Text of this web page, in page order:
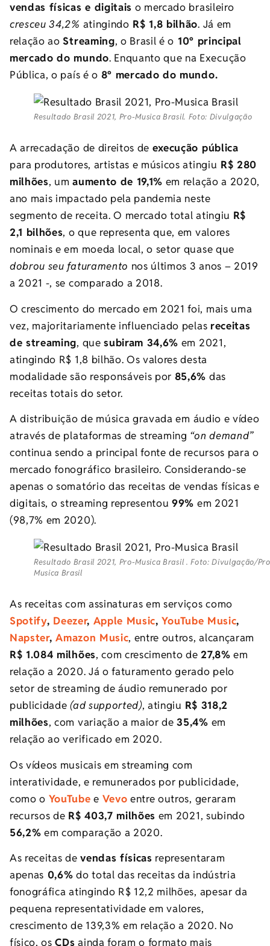
vendas físicas e digitais o mercado brasileiro
cresceu 34,2% atingindo R$ 1,8 bilhão. Já em
relação aoStreaming, o Brasil é o 10º principal
mercado do mundo. Enquanto que na Execução
Pública, o país é o 8º mercado do mundo.
Resultado Brasil 2021, Pro-Musica Brasil. Foto: Divulgação
A arrecadação de direitos de execução pública
para produtores, artistas e músicos atingiu R$ 280
milhões, umaumento de 19,1% em relação a 2020,
ano mais impactado pela pandemia neste
segmento de receita. O mercado total atingiu R$
2,1 bilhões, o que representa que, em valores
nominais e em moeda local, o setor quase que
dobrou seu faturamento nos últimos 3 anos – 2019
a 2021 -, se comparado a 2018.
O crescimento do mercado em 2021 foi, mais uma
vez, majoritariamente influenciado pelas receitas
de streaming, quesubiram 34,6% em 2021,
atingindo R$ 1,8 bilhão. Os valores desta
modalidade são responsáveis por 85,6% das
receitas totais do setor.
A distribuição de música gravada em áudio e vídeo
através de plataformas de streaming “on demand”
continua sendo a principal fonte de recursos para o
mercado fonográfico brasileiro. Considerando-se
apenas o somatório das receitas de vendas físicas e
digitais, o streaming representou99% em 2021
(98,7% em 2020).
Resultado Brasil 2021, Pro-Musica Brasil . Foto: Divulgação/
Musica Brasil
As receitas com assinaturas em serviços como
Spotify, Deezer, Apple Music,YouTube Music,
Napster,Amazon Music, entre outros, alcançaram
R$ 1.084 milhões, com crescimento de27,8% em
relação a 2020. Já o faturamento gerado pelo
setor de streaming de áudio remunerado por
publicidade(ad supported), atingiu R$ 318,2
milhões, com variação a maior de35,4% em
relação ao verificado em 2020.
Os vídeos musicais em streaming com
interatividade, e remunerados por publicidade,
como o YouTube e Vevo entre outros, geraram
recursos de R$ 403,7 milhões em 2021, subindo
56,2% em comparação a 2020.
As receitas devendas físicas representaram
apenas 0,6% do total das receitas da indústria
fonográfica atingindo R$ 12,2 milhões, apesar da
pequena representatividade em valores,
crescimento de 139,3% em relação a 2020. No
físico, osCDs ainda foram o formato mais